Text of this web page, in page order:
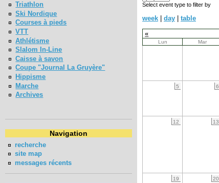
Triathlon
Ski Nordique
Courses à pieds
VTT
Athlétisme
Slalom In-Line
Caisse à savon
Coupe "Journal La Gruyère"
Hippisme
Marche
Archives
Navigation
recherche
site map
messages récents
Select event type to filter by
week day
table
«
Lun Mar
5 6
12 13
19 20